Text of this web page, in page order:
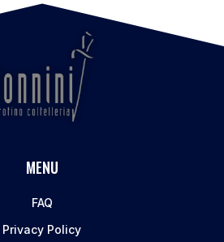
MENU
FAQ
Privacy Policy